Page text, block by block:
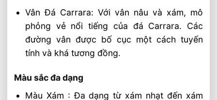
Vân Đá Carrara: Với vân nâu và xám, mô
phỏng vẻ nổi tiếng của đá Carrara. Các
đường vân được bố cục một cách tuyến
tính và khá tương đồng.
Màu sắc đa dạng
Màu Xám : Đa dạng từ xám nhạt đến xám